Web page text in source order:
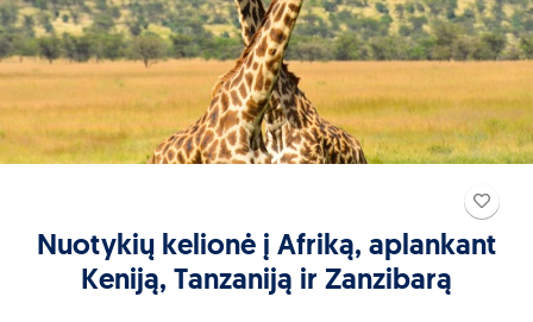
minutė
kelionės
kelionės
Nuotykių kelionė į Afriką, aplankant
Keniją, Tanzaniją ir Zanzibarą